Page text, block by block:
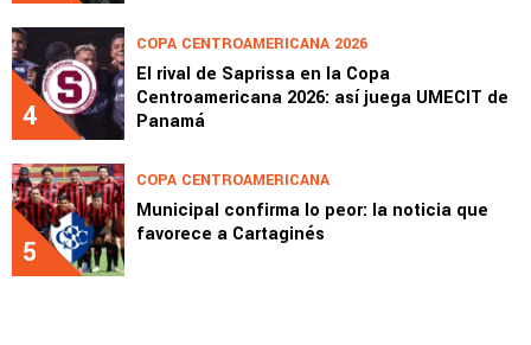
4
COPA CENTROAMERICANA 2026
El rival de Saprissa en la Copa
Centroamericana 2026: así juega UMECIT de
Panamá
5
COPA CENTROAMERICANA
Municipal confirma lo peor: la noticia que
favorece a Cartaginés